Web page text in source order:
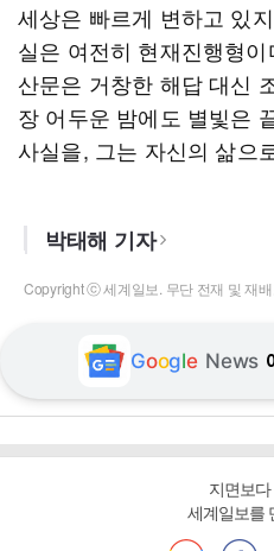
세상은 빠르게 변하고 있
실은 여전히 현재진행형
산문은 거창한 해답 대신
장 어두운 밤에도 별빛은
사실을, 그는 자신의 삶으
박태해 기자
Copyright ⓒ 세계일보. 무단 전재 및 재
Google News
지면보
세계일보를